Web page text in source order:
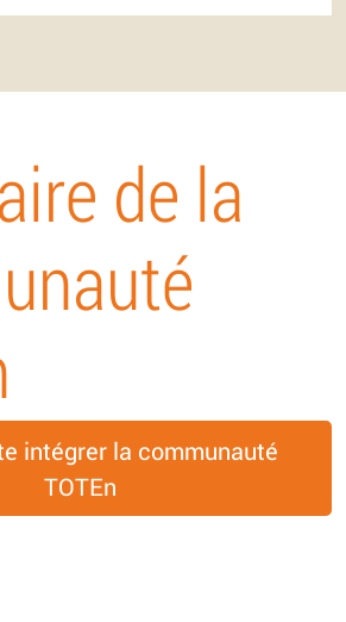
de la
intégrer la communauté
TOTEn